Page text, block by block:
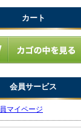
カート
会員サービス
マイページ